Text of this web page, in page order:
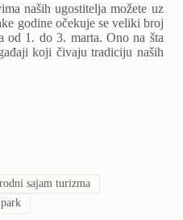
naših ugostitelja možete uz
godine očekuje se veliki broj
od 1. do 3. marta. Ono na šta
koji čivaju tradiciju naših
sajam turizma